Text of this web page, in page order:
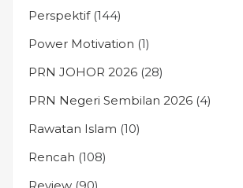
Perspektif(144)
Power Motivation (1)
PRN JOHOR 2026 (28)
PRN Negeri Sembilan 2026 (4)
Rawatan Islam (10)
Rencah (108)
Review (90)